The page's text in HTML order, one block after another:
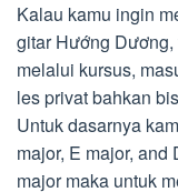
Kalau kamu ingin
gitar Hướng
melalui kursus,
les privat bahkan
Untuk dasarnya
major, E major,
major maka untuk